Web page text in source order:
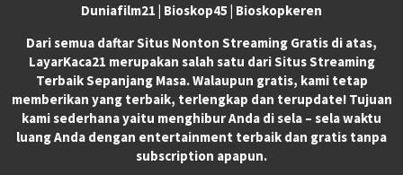
Duniafilm21 | Bioskop45 | Bioskopkeren
Dari semua daftar Situs Nonton Streaming Gratis di atas,
LayarKaca21 merupakan salah satu dari Situs Streaming
Terbaik Sepanjang Masa. Walaupun gratis, kami tetap
memberikan yang terbaik, terlengkap dan terupdate! Tujuan
kami sederhana yaitu menghibur Anda di sela – sela waktu
luang Anda dengan entertainment terbaik dan gratis tanpa
subscription apapun.